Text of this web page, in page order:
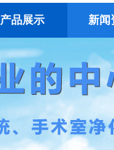
产品展示 新闻